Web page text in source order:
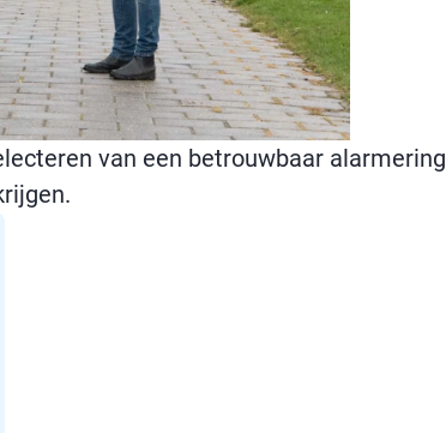
van een betrouwbaar